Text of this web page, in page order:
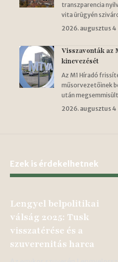
transzparencia
vita ürügyén
2026. augusztus 4
Visszavonták az
kinevezését
Az M1 Híradó
műsorvezetőinek
után
2026. augusztus 4
Ezek is érdekelhetnek
Lengyel belpolitikai
válság 2025: Tusk
visszatérése és a
szuverenitás harca